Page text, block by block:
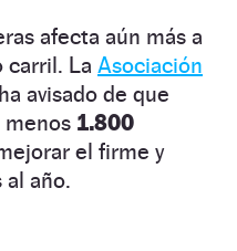
afecta aún más a
carril. La Asociación
ha avisado de que
1.800
el firme y
al año.